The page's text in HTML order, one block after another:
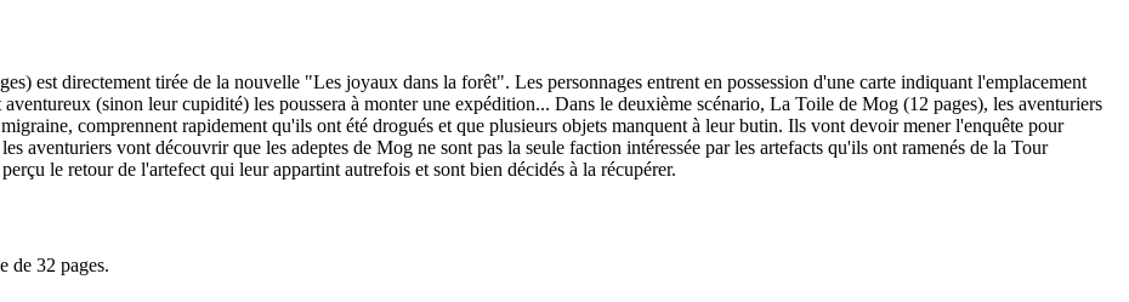
est directement tirée de la nouvelle "Les joyaux dans la forêt". Les personnages entrent en possession d'une carte indiquant l'emplacement
(sinon leur cupidité) les poussera à monter une expédition... Dans le deuxième scénario, La Toile de Mog (12 pages), les aventuriers
comprennent rapidement qu'ils ont été drogués et que plusieurs objets manquent à leur butin. Ils vont devoir mener l'enquête pour
aventuriers vont découvrir que les adeptes de Mog ne sont pas la seule faction intéressée par les artefacts qu'ils ont ramenés de la Tour
le retour de l'artefect qui leur appartint autrefois et sont bien décidés à la récupérer.
de 32 pages.